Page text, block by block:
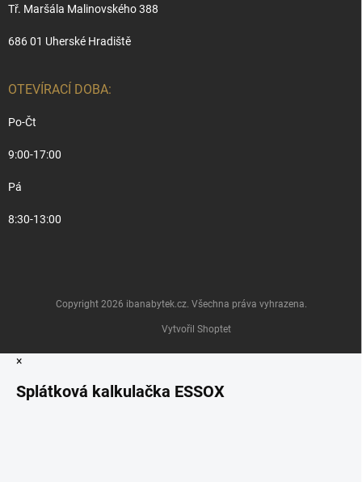
Tř. Maršála Malinovského 388
686 01 Uherské Hradiště
OTEVÍRACÍ DOBA:
Po-Čt
9:00-17:00
Pá
8:30-13:00
Vytvořil Shoptet
Copyright 2026 ibanabytek.cz. Všechna práva vyhrazena.
×
Splátková kalkulačka ESSOX